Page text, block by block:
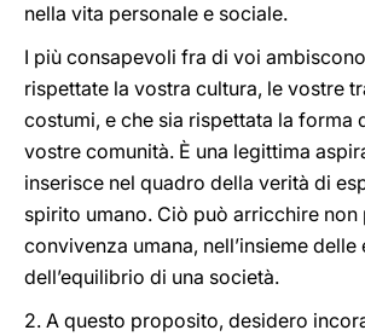
nella vita personale e sociale.
I più consapevoli fra di voi
rispettate la vostra cultura, le vostre
costumi, e che sia rispettata la forma
vostre comunità. È una legittima
inserisce nel quadro della verità di
spirito umano. Ciò può arricchire non
convivenza umana, nell’insieme delle
dell’equilibrio di una società.
2. A questo proposito, desidero